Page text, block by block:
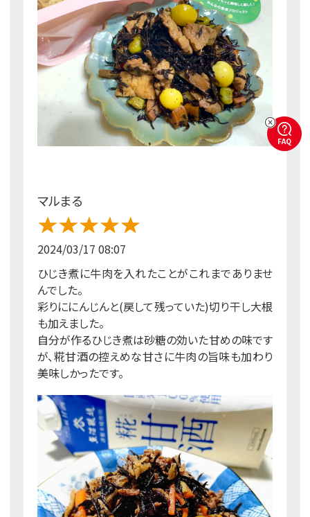
マルまる
2024/03/17 08:07
ひじき煮に牛肉を入れたことがこれまでありませ
んでした。
彩りににんじんと(戻して残っていた)切り干し大根
も加えました。
自分が作るひじき煮は砂糖の効いた甘めの味です
が、糀甘酒の控えめな甘さに牛肉の旨味も加わり
美味しかったです。
FAQ